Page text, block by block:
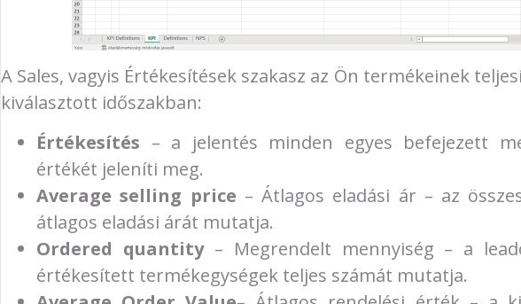
A Sales, vagyis Értékesítések szakasz az Ön termékeinek
kiválasztott időszakban:
Értékesítés – a jelentés minden egyes befejezett
értékét jeleníti meg.
Average selling price – Átlagos eladási ár – az
átlagos eladási árát mutatja.
Ordered quantity– Megrendelt mennyiség – a
értékesített termékegységek teljes számát mutatja.